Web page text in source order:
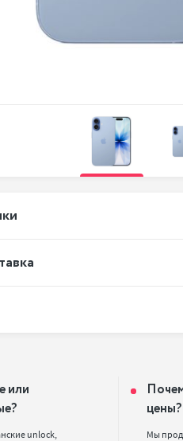
или
unlock,
цены?
Мы